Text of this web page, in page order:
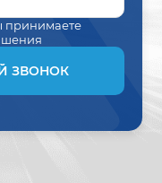
принимаете
ЗВОНОК